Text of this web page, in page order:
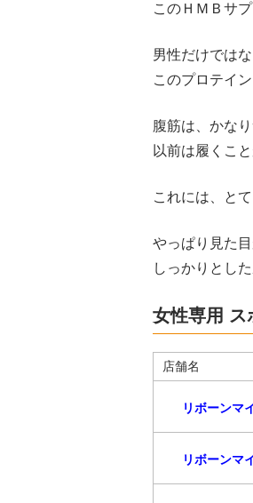
このＨＭＢサ
男性だけでは
このプロテイ
腹筋は、かな
以前は履くこ
これには、と
やっぱり見た
しっかりとし
女性専用
店舗名
リボーンマ
リボーンマ